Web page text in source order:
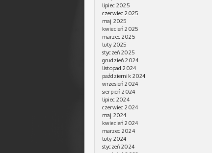
lipiec 2025
czerwiec 2025
maj 2025
kwiecień 2025
marzec 2025
luty 2025
styczeń 2025
grudzień 2024
listopad 2024
październik 2024
wrzesień 2024
sierpień 2024
lipiec 2024
czerwiec 2024
maj 2024
kwiecień 2024
marzec 2024
luty 2024
styczeń 2024